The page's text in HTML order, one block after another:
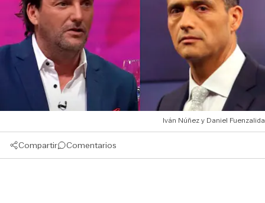
Iván Núñez y Daniel Fuenzalida
Compartir Comentarios